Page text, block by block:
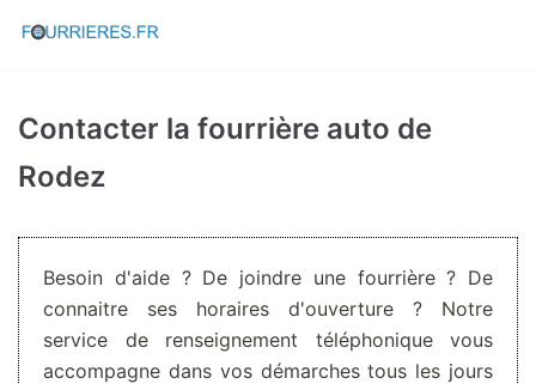
Aller
Contacter la fourrière auto de
Rodez
Besoin d'aide ? De joindre une fourrière ? De
connaitre ses horaires d'ouverture ? Notre
service de renseignement téléphonique vous
accompagne dans vos démarches tous les jours